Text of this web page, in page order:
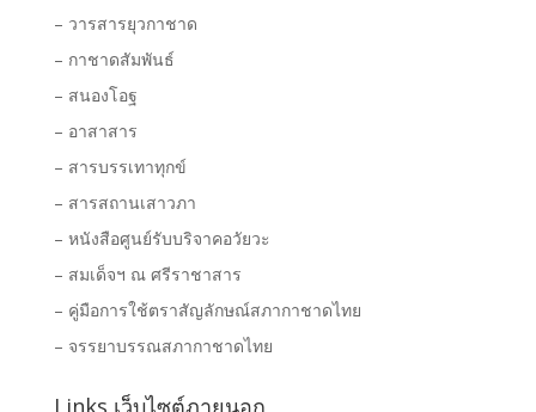
– วารสารยุวกาชาด
– กาชาดสัมพันธ์
– สนองโอฐ
– อาสาสาร
– สารบรรเทาทุกข์
– สารสถานเสาวภา
– หนังสือศูนย์รับบริจาคอวัยวะ
– สมเด็จฯ ณ ศรีราชาสาร
– คู่มือการใช้ตราสัญลักษณ์สภากาชาดไทย
– จรรยาบรรณสภากาชาดไทย
Links เว็บไซต์ภายนอก